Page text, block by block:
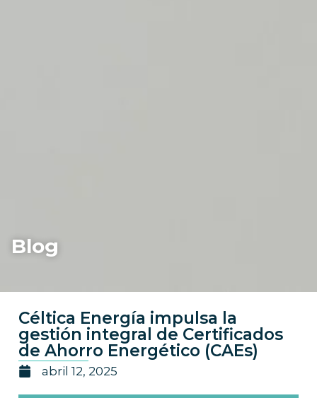
Blog
Céltica Energía impulsa la
gestión integral de Certificados
de Ahorro Energético (CAEs)
abril 12, 2025